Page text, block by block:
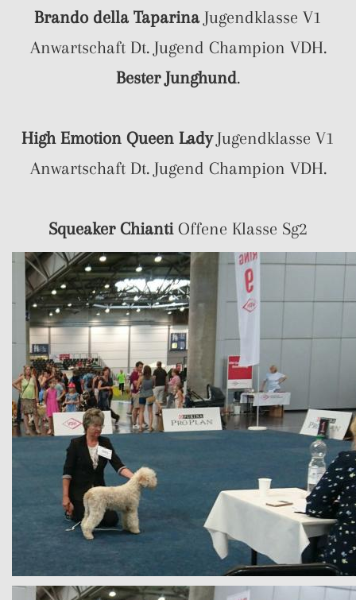
Brando della Taparina Jugendklasse V1
Anwartschaft Dt. Jugend Champion VDH.
Bester Junghund.
High Emotion Queen LadyJugendklasse V1
Anwartschaft Dt. Jugend Champion VDH.
Squeaker ChiantiOffene Klasse Sg2